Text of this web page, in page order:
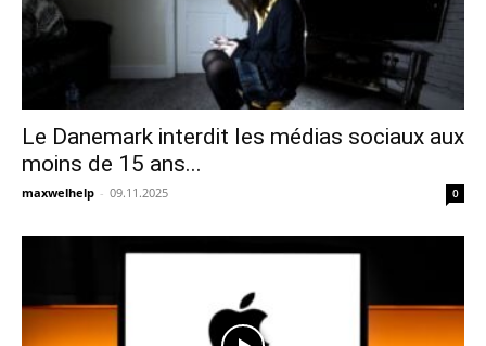
Le Danemark interdit les médias sociaux aux
moins de 15 ans...
maxwelhelp - 09.11.2025 0